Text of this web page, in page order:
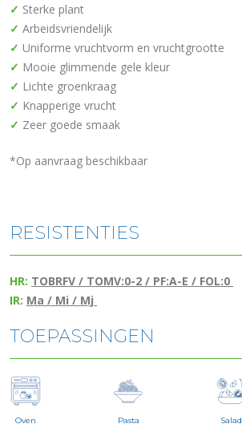
✓ Sterke plant
✓ Arbeidsvriendelijk
✓ Uniforme vruchtvorm en vruchtgrootte
✓ Mooie glimmende gele kleur
✓ Lichte groenkraag
✓ Knapperige vrucht
✓ Zeer goede smaak
*Op aanvraag beschikbaar
RESISTENTIES
HR: TOBRFV / TOMV:0-2 / PF:A-E / FOL:0
IR: Ma / Mi / Mj
TOEPASSINGEN
Oven Pasta Salad